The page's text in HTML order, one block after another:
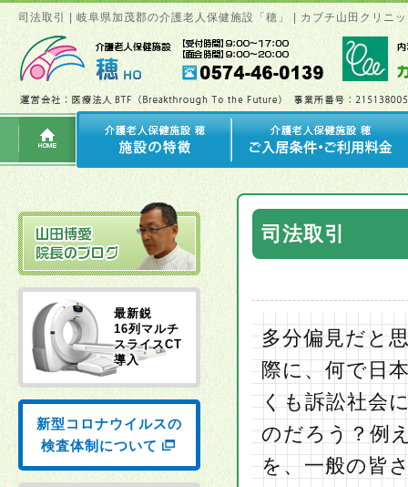
司法取引 | 岐阜県加茂郡の介護老人保健施設「穂」 | カブチ山田クリニ
司法取引
多分偏見だと
際に、何で日
くも訴訟社会
のだろう？例
を、一般の皆
最新鋭
16列マルチ
スライスCT
導入
新型コロナウイルスの
検査体制について